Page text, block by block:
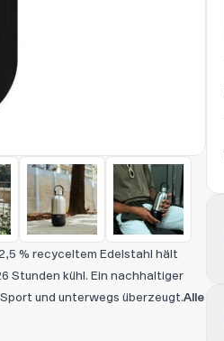
% recyceltem Edelstahl hält
Stunden kühl. Ein nachhaltiger
und unterwegs überzeugt.Alle